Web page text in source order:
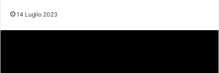
14 Luglio 2023